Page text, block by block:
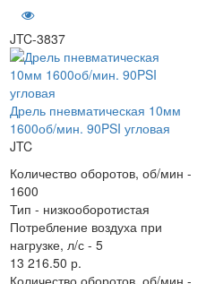
JTC-3837
Дрель пневматическая 10мм
1600об/мин. 90PSI угловая
JTC
Количество оборотов, об/мин -
1600
Тип - низкооборотистая
Потребление воздуха при
нагрузке, л/с - 5
13 216.50 р.
Количество оборотов, об/мин -